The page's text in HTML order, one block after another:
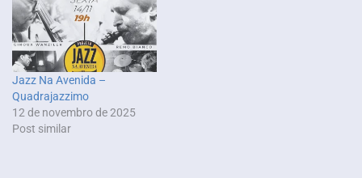
Jazz Na Avenida –
Quadrajazzimo
12 de novembro de 2025
Post similar